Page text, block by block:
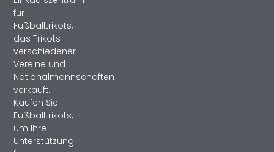
für
Fußballtrikots,
das Trikots
verschiedener
Vereine und
Nationalmannschaften
verkauft.
Kaufen Sie
Fußballtrikots,
um Ihre
Unterstützung